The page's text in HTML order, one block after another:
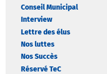
Conseil Municipal
Interview
Lettre des élus
Nos luttes
Nos Succès
Réservé TeC